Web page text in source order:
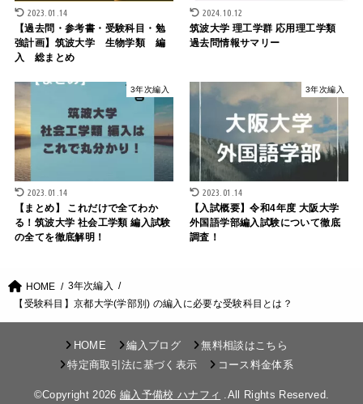
2023.01.14
【過去問・参考書・受験科目・勉
強計画】筑波大学 生物学類 編
入 総まとめ
2024.10.12
筑波大学 理工学群 応用理工学類
過去問情報サマリー
3年次編入
2023.01.14
【まとめ】 これだけで全てわか
る！筑波大学 社会工学類 編入試験
の全てを徹底解明！
3年次編入
2023.01.14
【入試概要】令和4年度 大阪大学
外国語学部編入試験について徹底
調査！
HOME
3年次編入
【受験科目】京都大学(学部別) の編入に必要な受験科目とは？
HOME 編入ブログ
無料相談はこちら
特定商取引法に基づく表示
コース料金体系
©Copyright 2026 編入予備校 ハナフィ .All Rights Reserved.